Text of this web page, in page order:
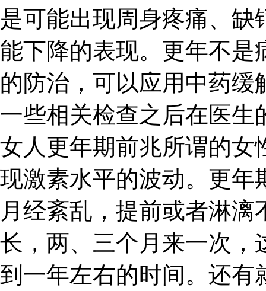
是可能出现周身疼痛、
能下降的表现。更年不是
的防治，可以应用中药
一些相关检查之后在医生
女人更年期前兆所谓的女
现激素水平的波动。更年
月经紊乱，提前或者淋
长，两、三个月来一次，
到一年左右的时间。还有